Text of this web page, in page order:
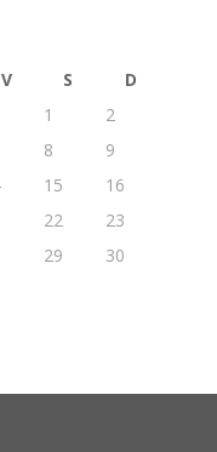
V S
D
1
2
8
9
15
16
22
23
29
30